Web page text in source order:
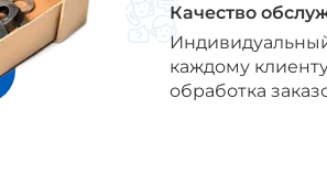
Качество
каждому
обработка